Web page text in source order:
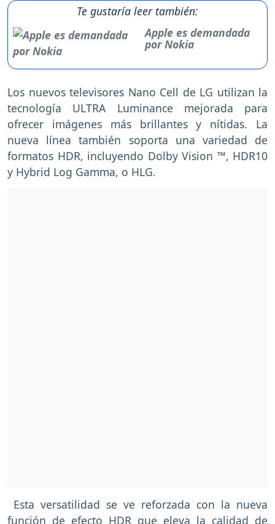
Te gustaría leer también:
Apple es demandada
por Nokia
Los nuevos televisores Nano Cell de LG utilizan la
tecnología ULTRA Luminance mejorada para
ofrecer imágenes más brillantes y nítidas. La
nueva línea también soporta una variedad de
formatos HDR, incluyendo Dolby Vision ™, HDR10
y Hybrid Log Gamma, o HLG.
Esta versatilidad se ve reforzada con la nueva
función de efecto HDR que eleva la calidad de